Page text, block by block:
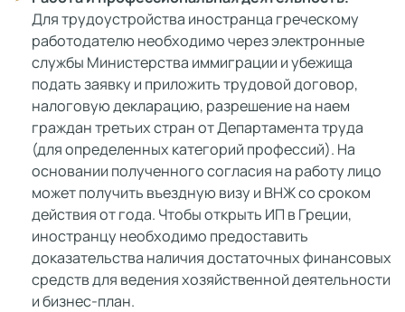
Для трудоустройства иностранца греческому
работодателю необходимо через электронные
службы Министерства иммиграции и убежища
подать заявку и приложить трудовой договор,
налоговую декларацию, разрешение на наем
граждан третьих стран от Департамента труда
(для определенных категорий профессий). На
основании полученного согласия на работу лицо
может получить въездную визу и ВНЖ со сроком
действия от года. Чтобы открыть ИП в Греции,
иностранцу необходимо предоставить
доказательства наличия достаточных финансовых
средств для ведения хозяйственной деятельности
и бизнес-план.